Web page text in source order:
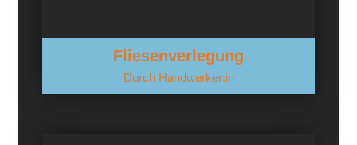
Fliesenverlegung
Durch Handwerker:in